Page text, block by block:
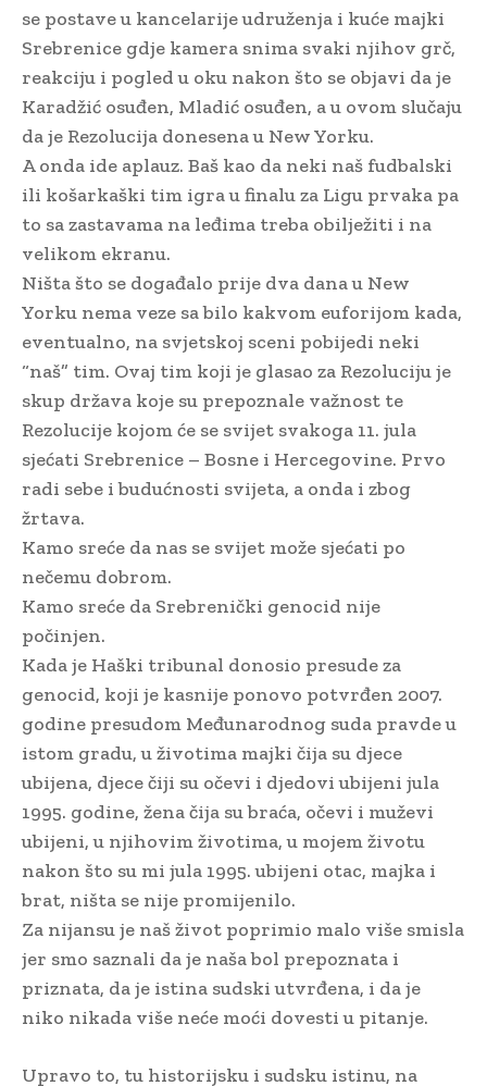
se postave u kancelarije udruženja i kuće majki
Srebrenice gdje kamera snima svaki njihov grč,
reakciju i pogled u oku nakon što se objavi da je
Karadžić osuđen, Mladić osuđen, a u ovom slučaju
da je Rezolucija donesena u New Yorku.
A onda ide aplauz. Baš kao da neki naš fudbalski
ili košarkaški tim igra u finalu za Ligu prvaka pa
to sa zastavama na leđima treba obilježiti i na
velikom ekranu.
Ništa što se događalo prije dva dana u New
Yorku nema veze sa bilo kakvom euforijom kada,
eventualno, na svjetskoj sceni pobijedi neki
“naš” tim. Ovaj tim koji je glasao za Rezoluciju je
skup država koje su prepoznale važnost te
Rezolucije kojom će se svijet svakoga 11. jula
sjećati Srebrenice – Bosne i Hercegovine. Prvo
radi sebe i budućnosti svijeta, a onda i zbog
žrtava.
Kamo sreće da nas se svijet može sjećati po
nečemu dobrom.
Kamo sreće da Srebrenički genocid nije
počinjen.
Kada je Haški tribunal donosio presude za
genocid, koji je kasnije ponovo potvrđen 2007.
godine presudom Međunarodnog suda pravde u
istom gradu, u životima majki čija su djece
ubijena, djece čiji su očevi i djedovi ubijeni jula
1995. godine, žena čija su braća, očevi i muževi
ubijeni, u njihovim životima, u mojem životu
nakon što su mi jula 1995. ubijeni otac, majka i
brat, ništa se nije promijenilo.
Za nijansu je naš život poprimio malo više smisla
jer smo saznali da je naša bol prepoznata i
priznata, da je istina sudski utvrđena, i da je
niko nikada više neće moći dovesti u pitanje.
Upravo to, tu historijsku i sudsku istinu, na